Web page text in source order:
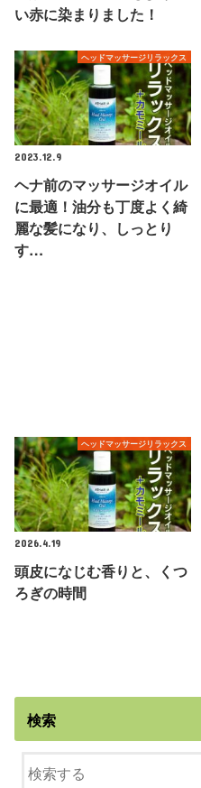
い赤に染まりました！
ヘッドマッサージリラックス
2023.12.9
ヘナ前のマッサージオイル
に最適！油分も丁度よく綺
麗な髪になり、しっとり
す…
ヘッドマッサージリラックス
2026.4.19
頭皮になじむ香りと、くつ
ろぎの時間
検索